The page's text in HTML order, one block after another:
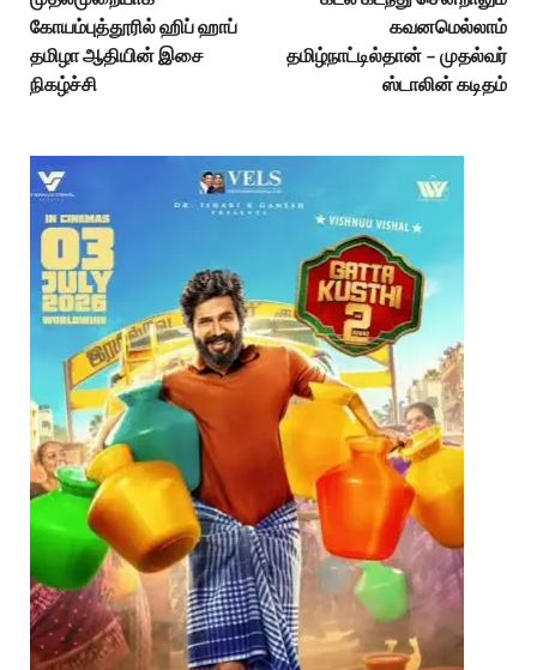
கோயம்புத்தூரில் ஹிப் ஹாப்
தமிழா ஆதியின் இசை
நிகழ்ச்சி
கவனமெல்லாம்
தமிழ்நாட்டில்தான் – முதல்வர்
ஸ்டாலின் கடிதம்